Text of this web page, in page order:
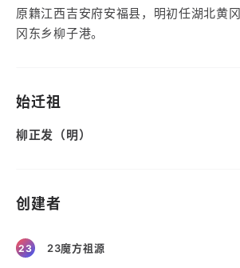
原籍江西吉安府安福县，明初任湖北黄
冈东乡柳子港。
始迁祖
柳正发（明）
创建者
23 23魔方祖源